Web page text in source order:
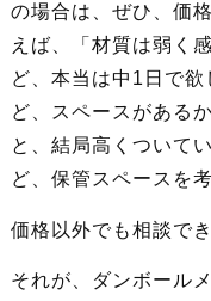
の場合は、ぜひ、価
えば、「材質は弱く
ど、本当は中1日で
ど、スペースがある
と、結局高くついて
ど、保管スペースを
価格以外でも相談で
それが、ダンボール